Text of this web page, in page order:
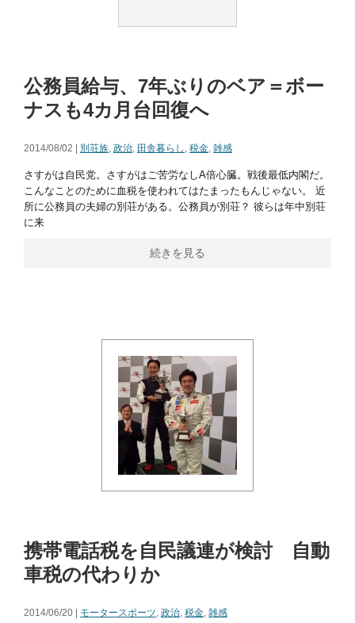
公務員給与、7年ぶりのベア＝ボー
ナスも4カ月台回復へ
2014/08/02 | 別荘族, 政治, 田舎暮らし , 税金, 雑感
さすがは自民党。さすがはご苦労なしA倍心臓。戦後最低内閣だ。
こんなことのために血税を使われてはたまったもんじゃない。 近
所に公務員の夫婦の別荘がある。公務員が別荘？ 彼らは年中別荘
に来
続きを見る
携帯電話税を自民議連が検討 自動
車税の代わりか
2014/06/20 | モータースポーツ, 政治, 税金, 雑感